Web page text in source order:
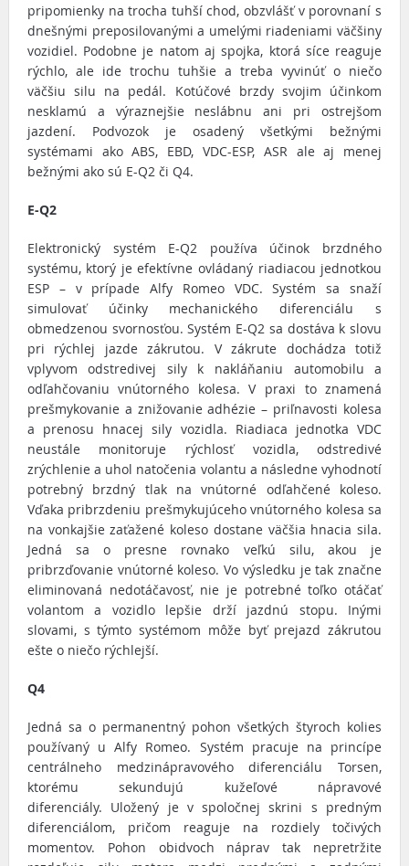
pripomienky na trocha tuhší chod, obzvlášť v porovnaní s
dnešnými preposilovanými a umelými riadeniami väčšiny
vozidiel. Podobne je natom aj spojka, ktorá síce reaguje
rýchlo, ale ide trochu tuhšie a treba vyvinúť o niečo
väčšiu silu na pedál. Kotúčové brzdy svojim účinkom
nesklamú a výraznejšie neslábnu ani pri ostrejšom
jazdení. Podvozok je osadený všetkými bežnými
systémami ako ABS, EBD, VDC-ESP, ASR ale aj menej
bežnými ako sú E-Q2 či Q4.
E-Q2
Elektronický systém E-Q2 používa účinok brzdného
systému, ktorý je efektívne ovládaný riadiacou jednotkou
ESP – v prípade Alfy Romeo VDC. Systém sa snaží
simulovať účinky mechanického diferenciálu s
obmedzenou svornosťou. Systém E-Q2 sa dostáva k slovu
pri rýchlej jazde zákrutou. V zákrute dochádza totiž
vplyvom odstredivej sily k nakláňaniu automobilu a
odľahčovaniu vnútorného kolesa. V praxi to znamená
prešmykovanie a znižovanie adhézie – priľnavosti kolesa
a prenosu hnacej sily vozidla. Riadiaca jednotka VDC
neustále monitoruje rýchlosť vozidla, odstredivé
zrýchlenie a uhol natočenia volantu a následne vyhodnotí
potrebný brzdný tlak na vnútorné odľahčené koleso.
Vďaka pribrzdeniu prešmykujúceho vnútorného kolesa sa
na vonkajšie zaťažené koleso dostane väčšia hnacia sila.
Jedná sa o presne rovnako veľkú silu, akou je
pribrzďovanie vnútorné koleso. Vo výsledku je tak značne
eliminovaná nedotáčavosť, nie je potrebné toľko otáčať
volantom a vozidlo lepšie drží jazdnú stopu. Inými
slovami, s týmto systémom môže byť prejazd zákrutou
ešte o niečo rýchlejší.
Q4
Jedná sa o permanentný pohon všetkých štyroch kolies
používaný u Alfy Romeo. Systém pracuje na princípe
centrálneho medzinápravového diferenciálu Torsen,
ktorému sekundujú kužeľové nápravové
diferenciály. Uložený je v spoločnej skrini s predným
diferenciálom, pričom reaguje na rozdiely točivých
momentov. Pohon obidvoch náprav tak nepretržite